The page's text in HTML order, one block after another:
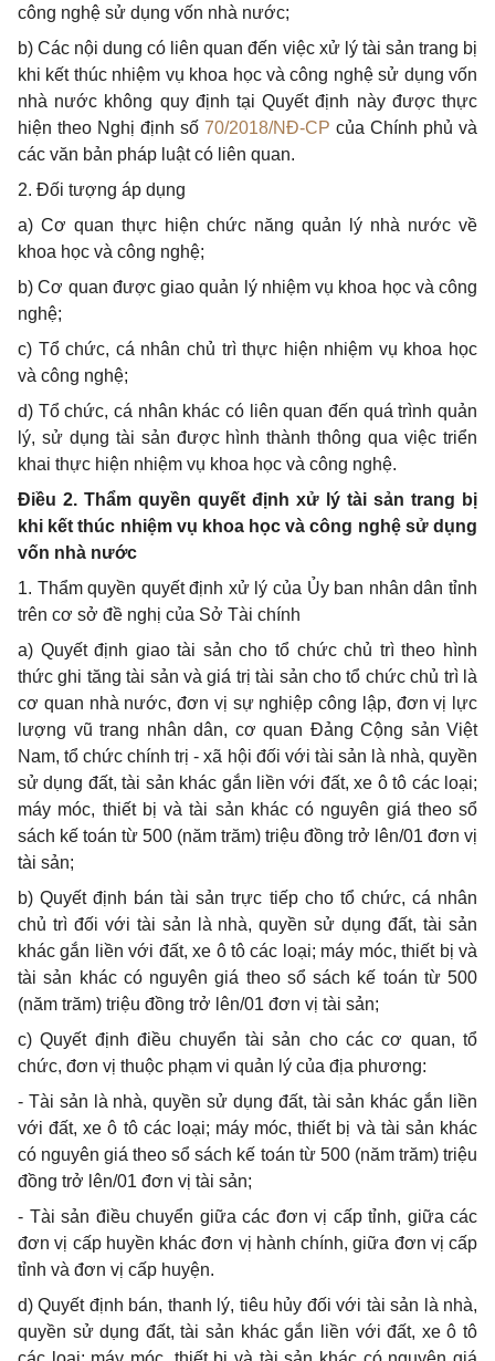
công nghệ sử dụng vốn nhà nước;
b) Các nội dung có liên quan đến việc xử lý tài sản trang bị
khi kết thúc nhiệm vụ khoa học và công nghệ sử dụng vốn
nhà nước không quy định tại Quyết định này được thực
hiện theo Nghị định số 70/2018/NĐ-CP của Chính phủ và
các văn bản pháp luật có liên quan.
2. Đối tượng áp dụng
a) Cơ quan thực hiện chức năng quản lý nhà nước về
khoa học và công nghệ;
b) Cơ quan được giao quản lý nhiệm vụ khoa học và công
nghệ;
c) Tổ chức, cá nhân chủ trì thực hiện nhiệm vụ khoa học
và công nghệ;
d) Tổ chức, cá nhân khác có liên quan đến quá trình quản
lý, sử dụng tài sản được hình thành thông qua việc triển
khai thực hiện nhiệm vụ khoa học và công nghệ.
Điều 2. Thẩm quyền quyết định xử lý tài sản trang bị
khi kết thúc nhiệm vụ khoa học và công nghệ sử dụng
vốn nhà nước
1. Thẩm quyền quyết định xử lý của Ủy ban nhân dân tỉnh
trên cơ sở đề nghị của Sở Tài chính
a) Quyết định giao tài sản cho tổ chức chủ trì theo hình
thức ghi tăng tài sản và giá trị tài sản cho tổ chức chủ trì là
cơ quan nhà nước, đơn vị sự nghiệp công lập, đơn vị lực
lượng vũ trang nhân dân, cơ quan Đảng Cộng sản Việt
Nam, tổ chức chính trị - xã hội đối với tài sản là nhà, quyền
sử dụng đất, tài sản khác gắn liền với đất, xe ô tô các loại;
máy móc, thiết bị và tài sản khác có nguyên giá theo sổ
sách kế toán từ 500 (năm trăm) triệu đồng trở lên/01 đơn vị
tài sản;
b) Quyết định bán tài sản trực tiếp cho tổ chức, cá nhân
chủ trì đối với tài sản là nhà, quyền sử dụng đất, tài sản
khác gắn liền với đất, xe ô tô các loại; máy móc, thiết bị và
tài sản khác có nguyên giá theo sổ sách kế toán từ 500
(năm trăm) triệu đồng trở lên/01 đơn vị tài sản;
c) Quyết định điều chuyển tài sản cho các cơ quan, tổ
chức, đơn vị thuộc phạm vi quản lý của địa phương:
- Tài sản là nhà, quyền sử dụng đất, tài sản khác gắn liền
với đất, xe ô tô các loại; máy móc, thiết bị và tài sản khác
có nguyên giá theo sổ sách kế toán từ 500 (năm trăm) triệu
đồng trở lên/01 đơn vị tài sản;
- Tài sản điều chuyển giữa các đơn vị cấp tỉnh, giữa các
đơn vị cấp huyền khác đơn vị hành chính, giữa đơn vị cấp
tỉnh và đơn vị cấp huyện.
d) Quyết định bán, thanh lý, tiêu hủy đối với tài sản là nhà,
quyền sử dụng đất, tài sản khác gắn liền với đất, xe ô tô